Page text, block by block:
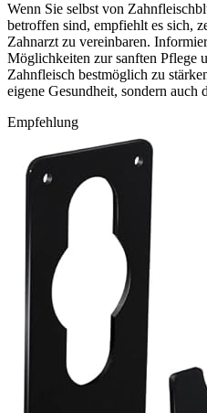
Wenn Sie selbst von
betroffen sind, empfiehlt es sich,
Zahnarzt zu vereinbaren.
Möglichkeiten zur sanften Pflege
Zahnfleisch bestmöglich zu
eigene Gesundheit, sondern auch
Empfehlung